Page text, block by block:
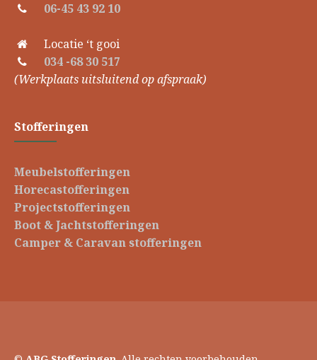
06-45 43 92 10
Locatie ‘t gooi
034 -68 30 517
(Werkplaats uitsluitend op afspraak)
Stofferingen
Meubelstofferingen
Horecastofferingen
Projectstofferingen
Boot & Jachtstofferingen
Camper & Caravan stofferingen